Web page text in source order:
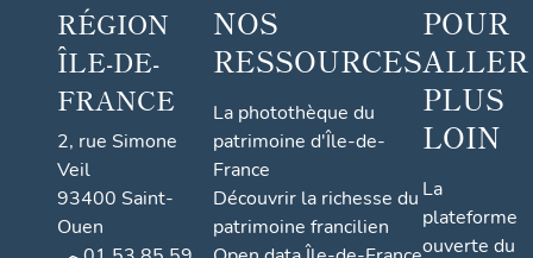
RÉGION
ÎLE-DE-
FRANCE
2, rue Simone
Veil
93400 Saint-
Ouen
NOS
RESSOURCES
La photothèque du
patrimoine d'Île-de-
France
Découvrir la richesse du
patrimoine francilien
POUR
ALLER
PLUS
LOIN
La
plateforme
ouverte du